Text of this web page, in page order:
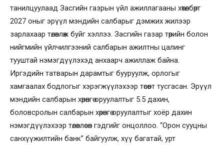
танилцуулаад Засгийн газрын үйл ажиллагааны хөтөлбөрт
2027 оныг эрүүл мэндийн салбарыг дэмжих жилээр
зарлахаар төлөвлөж буйг хэллээ. Засгийн газар төрийн болон
нийгмийн үйлчилгээний салбарын ажилтны цалинг
тууштай нэмэгдүүлэхэд анхаарч ажиллаж байна.
Иргэдийн татварын дарамтыг бууруулж, орлогыг
хамгаалах бодлогыг хэрэгжүүлэхээр төсөвт тусгасан. Эрүүл
мэндийн салбарын хөрөнгө оруулалтыг 5.5 дахин,
боловсролын салбарын хөрөнгө оруулалтыг хоёр дахин
нэмэгдүүлэхээр төлөвлөсөн гэдгийг онцоллоо. “Орон сууцны
санхүүжилтийн банк” байгуулж, хүү багатай, урт